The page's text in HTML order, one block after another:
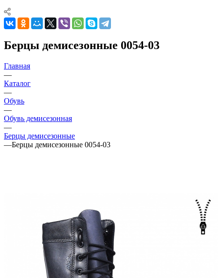
Берцы демисезонные 0054-03
Главная
—
Каталог
—
Обувь
—
Обувь демисезонная
—
Берцы демисезонные
—Берцы демисезонные 0054-03